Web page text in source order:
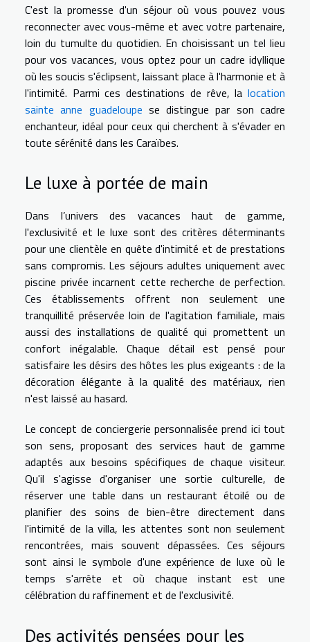
C'est la promesse d'un séjour où vous pouvez vous
reconnecter avec vous-même et avec votre partenaire,
loin du tumulte du quotidien. En choisissant un tel lieu
pour vos vacances, vous optez pour un cadre idyllique
où les soucis s'éclipsent, laissant place à l'harmonie et à
l'intimité. Parmi ces destinations de rêve, la location
sainte anne guadeloupe se distingue par son cadre
enchanteur, idéal pour ceux qui cherchent à s'évader en
toute sérénité dans les Caraïbes.
Le luxe à portée de main
Dans l’univers des vacances haut de gamme,
l'exclusivité et le luxe sont des critères déterminants
pour une clientèle en quête d'intimité et de prestations
sans compromis. Les séjours adultes uniquement avec
piscine privée incarnent cette recherche de perfection.
Ces établissements offrent non seulement une
tranquillité préservée loin de l'agitation familiale, mais
aussi des installations de qualité qui promettent un
confort inégalable. Chaque détail est pensé pour
satisfaire les désirs des hôtes les plus exigeants : de la
décoration élégante à la qualité des matériaux, rien
n'est laissé au hasard.
Le concept de conciergerie personnalisée prend ici tout
son sens, proposant des services haut de gamme
adaptés aux besoins spécifiques de chaque visiteur.
Qu'il s'agisse d'organiser une sortie culturelle, de
réserver une table dans un restaurant étoilé ou de
planifier des soins de bien-être directement dans
l'intimité de la villa, les attentes sont non seulement
rencontrées, mais souvent dépassées. Ces séjours
sont ainsi le symbole d'une expérience de luxe où le
temps s'arrête et où chaque instant est une
célébration du raffinement et de l'exclusivité.
Des activités pensées pour les